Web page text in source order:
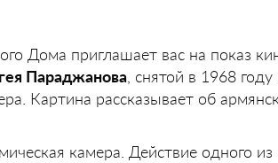
Дома приглашает вас на показ
Параджанова , снятой в 1968
Картина рассказывает об
камера. Действие одного